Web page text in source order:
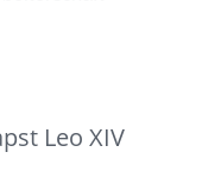
Leo XIV